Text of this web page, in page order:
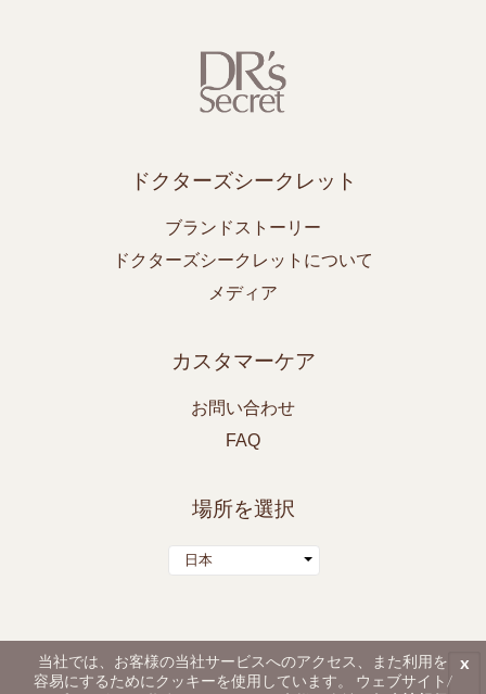
ドクターズシークレット
ブランドストーリー
ドクターズシークレットについて
メディア
カスタマーケア
お問い合わせ
FAQ
場所を選択
日本
ドクターズシークレット、エスティア、BWLは、BestWorldの登録商標です。
当社では、お客様の当社サービスへのアクセス、また利用を
容易にするためにクッキーを使用しています。 ウェブサイト/
x